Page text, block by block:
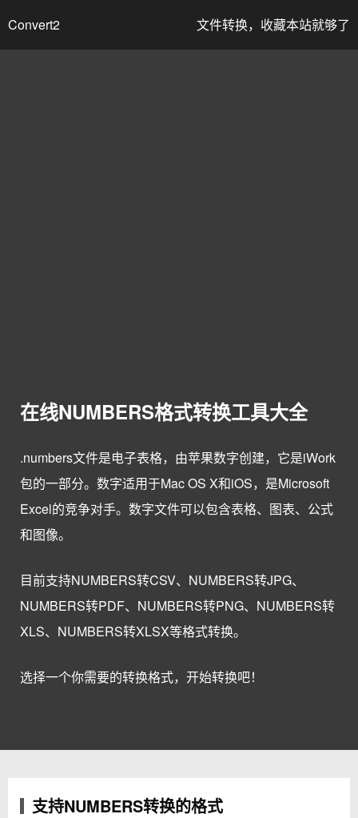
Convert2 文件转换，收藏本站就够了
在线NUMBERS格式转换工具大全
.numbers文件是电子表格，由苹果数字创建，它是iWork
包的一部分。数字适用于Mac OS X和iOS，是Microsoft
Excel的竞争对手。数字文件可以包含表格、图表、公式
和图像。
目前支持NUMBERS转CSV、NUMBERS转JPG、
NUMBERS转PDF、NUMBERS转PNG、NUMBERS转
XLS、NUMBERS转XLSX等格式转换。
选择一个你需要的转换格式，开始转换吧！
支持NUMBERS转换的格式